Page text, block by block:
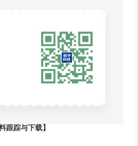
跟踪与下载】